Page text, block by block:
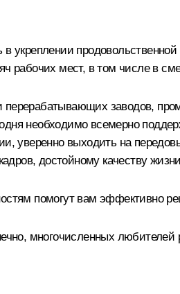
укреплении продовольственной
рабочих мест, в том числе в
заводов,
необходимо всемерно
уверенно выходить на
достойному качеству
помогут вам эффективно
многочисленных